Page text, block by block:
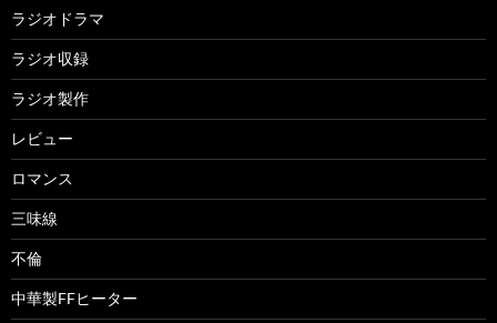
ラジオドラマ
ラジオ収録
ラジオ製作
レビュー
ロマンス
三味線
不倫
中華製FFヒーター